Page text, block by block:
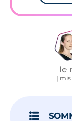
le
[ mis